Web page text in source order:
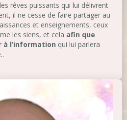
rêves puissants qui lui délivrent
il ne cesse de faire partager au
et enseignements, ceux
les siens, et cela afin que
à l’information qui lui parlera